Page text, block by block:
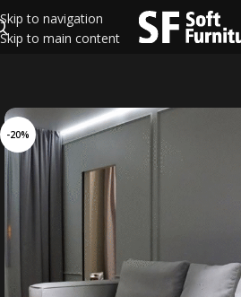
Skip to navigation
Skip to main content
-20%